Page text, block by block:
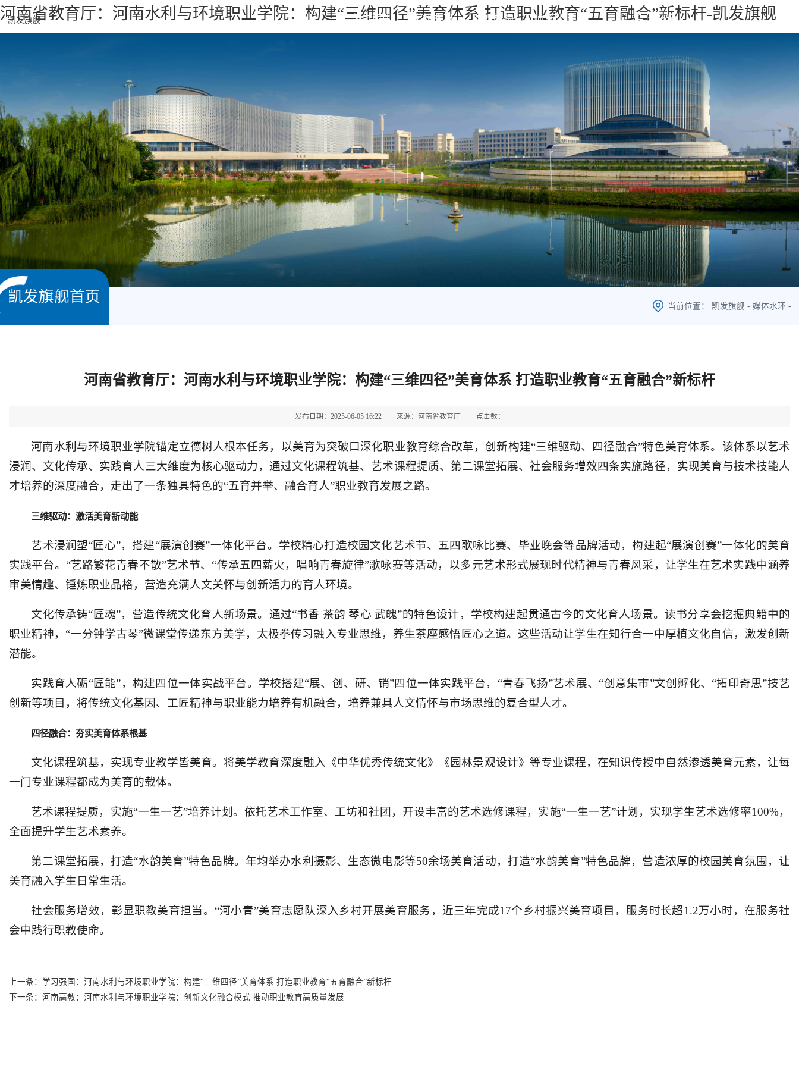
河南省教育厅：河南水利与环境职业学院：构建“三维四径”美育体系 打造职业教育“五育融合”新标杆-凯发旗舰
凯发旗舰 凯发旗舰 学校概况 组织机构 师资队伍 合作交流
凯发旗舰首页
当前位置： 凯发旗舰 -媒体水环 -
河南省教育厅：河南水利与环境职业学院：构建“三维四径”美育体系 打造职业教育“五育融合”新标杆
发布日期：2025-06-05 16:22 来源：河南省教育厅 点击数：
河南水利与环境职业学院锚定立德树人根本任务，以美育为突破口深化职业教育综合改革，创新构建“三维驱动、四径融合”特色美育体系。该体系以艺术
浸润、文化传承、实践育人三大维度为核心驱动力，通过文化课程筑基、艺术课程提质、第二课堂拓展、社会服务增效四条实施路径，实现美育与技术技能人
才培养的深度融合，走出了一条独具特色的“五育并举、融合育人”职业教育发展之路。
三维驱动：激活美育新动能
艺术浸润塑“匠心”，搭建“展演创赛”一体化平台。学校精心打造校园文化艺术节、五四歌咏比赛、毕业晚会等品牌活动，构建起“展演创赛”一体化的美育
实践平台。“艺路繁花青春不散”艺术节、“传承五四薪火，唱响青春旋律”歌咏赛等活动，以多元艺术形式展现时代精神与青春风采，让学生在艺术实践中涵养
审美情趣、锤炼职业品格，营造充满人文关怀与创新活力的育人环境。
文化传承铸“匠魂”，营造传统文化育人新场景。通过“书香 茶韵 琴心 武魄”的特色设计，学校构建起贯通古今的文化育人场景。读书分享会挖掘典籍中的
职业精神，“一分钟学古琴”微课堂传递东方美学，太极拳传习融入专业思维，养生茶座感悟匠心之道。这些活动让学生在知行合一中厚植文化自信，激发创新
潜能。
实践育人砺“匠能”，构建四位一体实战平台。学校搭建“展、创、研、销”四位一体实践平台，“青春飞扬”艺术展、“创意集市”文创孵化、“拓印奇思”技艺
创新等项目，将传统文化基因、工匠精神与职业能力培养有机融合，培养兼具人文情怀与市场思维的复合型人才。
四径融合：夯实美育体系根基
文化课程筑基，实现专业教学皆美育。将美学教育深度融入《中华优秀传统文化》《园林景观设计》等专业课程，在知识传授中自然渗透美育元素，让每
一门专业课程都成为美育的载体。
艺术课程提质，实施“一生一艺”培养计划。依托艺术工作室、工坊和社团，开设丰富的艺术选修课程，实施“一生一艺”计划，实现学生艺术选修率100%，
全面提升学生艺术素养。
第二课堂拓展，打造“水韵美育”特色品牌。年均举办水利摄影、生态微电影等50余场美育活动，打造“水韵美育”特色品牌，营造浓厚的校园美育氛围，让
美育融入学生日常生活。
社会服务增效，彰显职教美育担当。“河小青”美育志愿队深入乡村开展美育服务，近三年完成17个乡村振兴美育项目，服务时长超1.2万小时，在服务社
会中践行职教使命。
上一条： 学习强国：河南水利与环境职业学院：构建“三维四径”美育体系 打造职业教育“五育融合”新标杆
下一条： 河南高教：河南水利与环境职业学院：创新文化融合模式 推动职业教育高质量发展